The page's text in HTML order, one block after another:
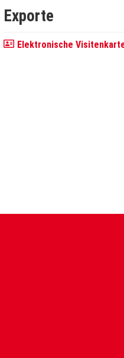
Exporte
Elektronische